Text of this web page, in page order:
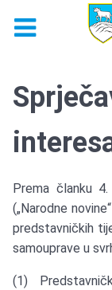
Prema članku
(„Narodne
predstavničkih
samouprave u
(1)